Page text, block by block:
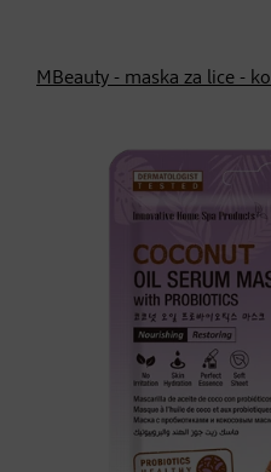
MBeauty - maska za lice -